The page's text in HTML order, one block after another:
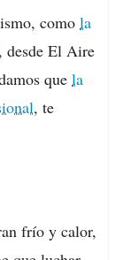
como la
, desde El Aire
que la
, te
frío y calor,